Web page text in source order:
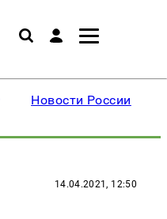
Новости России
14.04.2021, 12:50